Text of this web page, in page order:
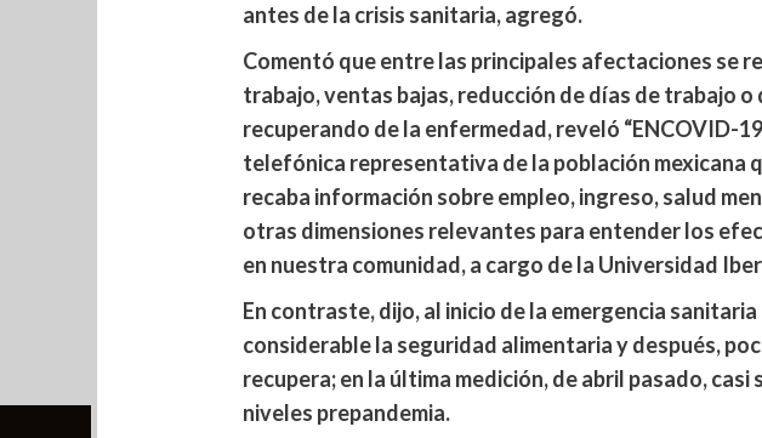
antes de la crisis sanitaria, agregó.
Comentó que entre las principales afectaciones se
trabajo, ventas bajas, reducción de días de trabajo o
recuperando de la enfermedad, reveló “ENCOVID-
telefónica representativa de la población mexicana
recaba información sobre empleo, ingreso, salud
otras dimensiones relevantes para entender los
en nuestra comunidad, a cargo de la Universidad
En contraste, dijo, al inicio de la emergencia sanitaria
considerable la seguridad alimentaria y después,
recupera; en la última medición, de abril pasado, casi
niveles prepandemia.